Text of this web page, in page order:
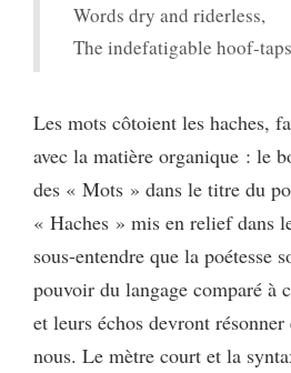
Words dry and riderless,
The indefatigable hoof-
Les mots côtoient les haches,
avec la matière organique : le
des « Mots » dans le titre du
« Haches » mis en relief dans
sous-entendre que la poétesse
pouvoir du langage comparé à
et leurs échos devront
nous. Le mètre court et la